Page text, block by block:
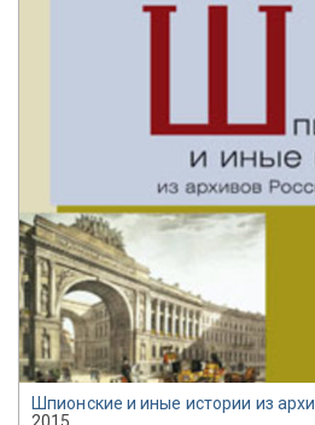
Шпионские и иные истории из
2015